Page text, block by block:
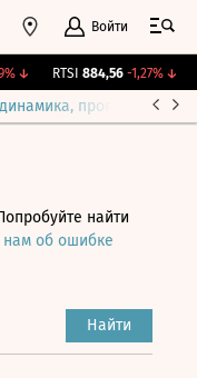
Войти
↓ RTSI 884,56 -1,27%↓
прогнозы
найти
об ошибке
Найти